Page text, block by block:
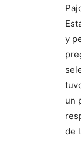
y
un
de